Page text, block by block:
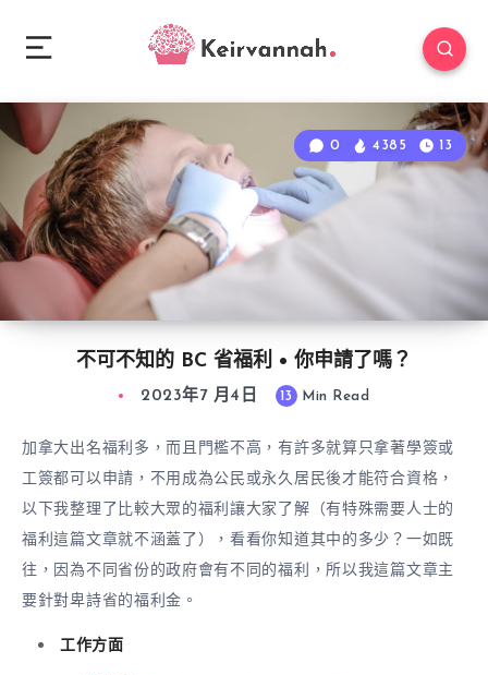
不可不知的 BC 省福利 • 你申請了嗎？
0 4385 13
2023年7 月4日 13 Min Read
加拿大出名福利多，而且門檻不高，有許多就算只拿著學簽或
工簽都可以申請，不用成為公民或永久居民後才能符合資格，
以下我整理了比較大眾的福利讓大家了解（有特殊需要人士的
福利這篇文章就不涵蓋了），看看你知道其中的多少？一如既
往，因為不同省份的政府會有不同的福利，所以我這篇文章主
要針對卑詩省的福利金。
工作方面